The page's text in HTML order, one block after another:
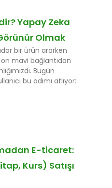
Yapay Zeka
Olmak
bir ürün ararken
on mavi bağlantıdan
Bugün
bu adımı atlıyor:
E-ticaret:
Kurs) Satışı